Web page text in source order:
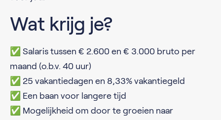
Wat krijg je?
✅ Salaris tussen € 2.600 en € 3.000 bruto per
maand (o.b.v. 40 uur)
✅ 25 vakantiedagen en 8,33% vakantiegeld
✅ Een baan voor langere tijd
✅ Mogelijkheid om door te groeien naar